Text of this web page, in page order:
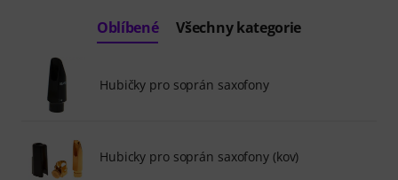
Oblíbené Všechny kategorie
Hubičky pro soprán saxofony
Hubicky pro soprán saxofony (kov)